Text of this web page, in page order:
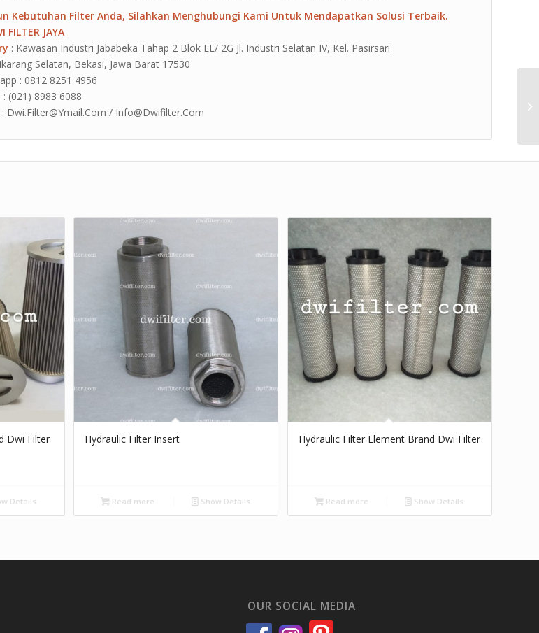
Kebutuhan Filter Anda, Silahkan Menghubungi Kami Untuk Mendapatkan Solusi Terbaik.
FILTER JAYA
: Kawasan Industri Jababeka Tahap 2 Blok EE/ 2G Jl. Industri Selatan IV, Kel. Pasirsari
Selatan, Bekasi, Jawa Barat 17530
: 0812 8251 4956
: (021) 8983 6088
: Dwi.Filter@Ymail.Com / Info@Dwifilter.Com
Dwi Filter
Details
Hydraulic Filter Insert
Read more Show Details
Hydraulic Filter Element Brand Dwi Filter
Read more Show Details
OUR SOCIAL MEDIA